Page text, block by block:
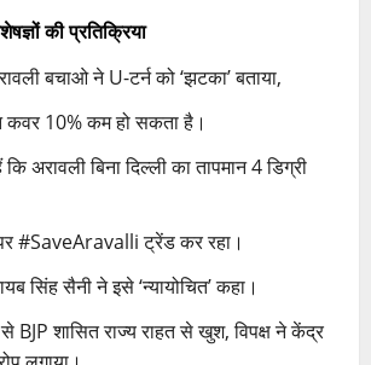
की प्रतिक्रिया
बचाओ ने U-टर्न को ‘झटका’ बताया,
कवर 10% कम हो सकता है।
अरावली बिना दिल्ली का तापमान 4 डिग्री
#SaveAravalli ट्रेंड कर रहा।
सिंह सैनी ने इसे ‘न्यायोचित’ कहा।
BJP शासित राज्य राहत से खुश, विपक्ष ने केंद्र